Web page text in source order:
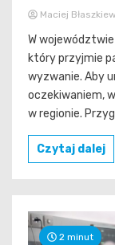
Maciej
W
który przyjmie
wyzwanie. Aby
oczekiwaniem,
w regionie.
Czytaj dalej
2 minut